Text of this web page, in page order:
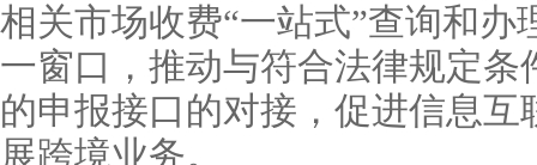
相关市场收费“一站式”查询和办
一窗口，推动与符合法律规定条
的申报接口的对接，促进信息互
展跨境业务。